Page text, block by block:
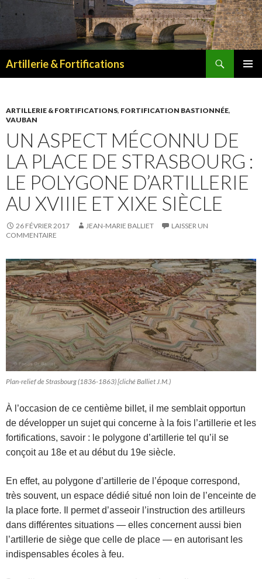
Artillerie & Fortifications
ARTILLERIE & FORTIFICATIONS, FORTIFICATION BASTIONNÉE,
VAUBAN
UN ASPECT MÉCONNU DE
LA PLACE DE STRASBOURG :
LE POLYGONE D’ARTILLERIE
AU XVIIIE ET XIXE SIÈCLE
26 FÉVRIER 2017 JEAN-MARIE BALLIET
LAISSER UN
COMMENTAIRE
Plan-relief de Strasbourg (1836-1863) [cliché Balliet J.M.)
À l’occasion de ce centième billet, il me semblait opportun
de développer un sujet qui concerne à la fois l’artillerie et les
fortifications, savoir : le polygone d’artillerie tel qu’il se
conçoit au 18e et au début du 19e siècle.
En effet, au polygone d’artillerie de l’époque correspond,
très souvent, un espace dédié situé non loin de l’enceinte de
la place forte. Il permet d’asseoir l’instruction des artilleurs
dans différentes situations — elles concernent aussi bien
l’artillerie de siège que celle de place — en autorisant les
indispensables écoles à feu.